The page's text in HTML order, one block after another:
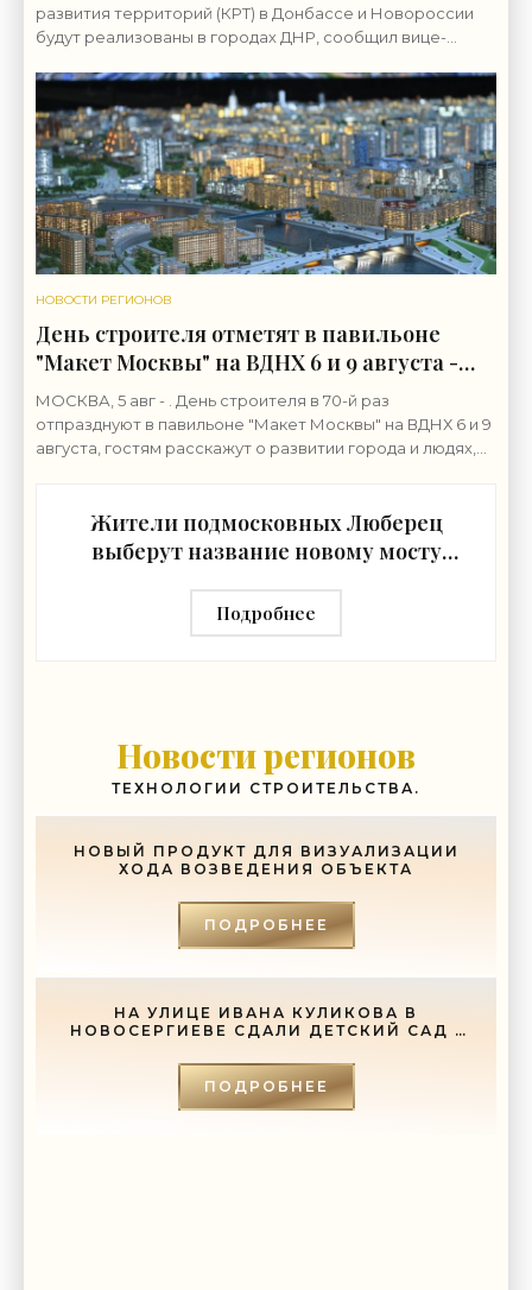
развития территорий (КРТ) в Донбассе и Новороссии
будут реализованы в городах ДНР, сообщил вице-
НОВОСТИ РЕГИОНОВ
День строителя отметят в павильоне
"Макет Москвы" на ВДНХ 6 и 9 августа -
«Строительство»
МОСКВА, 5 авг - . День строителя в 70-й раз
отпразднуют в павильоне "Макет Москвы" на ВДНХ 6 и 9
августа, гостям расскажут о развитии города и людях,
Жители подмосковных Люберец
выберут название новому мосту
«Строительство»
Подробнее
Новости регионов
ТЕХНОЛОГИИ СТРОИТЕЛЬСТВА.
НОВЫЙ ПРОДУКТ ДЛЯ ВИЗУАЛИЗАЦИИ
ХОДА ВОЗВЕДЕНИЯ ОБЪЕКТА
ПОДРОБНЕЕ
НА УЛИЦЕ ИВАНА КУЛИКОВА В
НОВОСЕРГИЕВЕ СДАЛИ ДЕТСКИЙ САД -
ПОДРОБНЕЕ